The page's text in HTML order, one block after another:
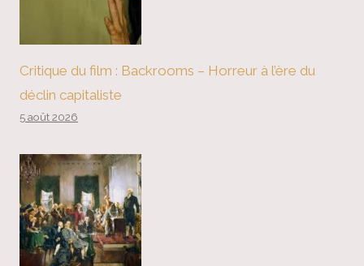
Critique du film : Backrooms – Horreur à l’ère du
déclin capitaliste
5 août 2026